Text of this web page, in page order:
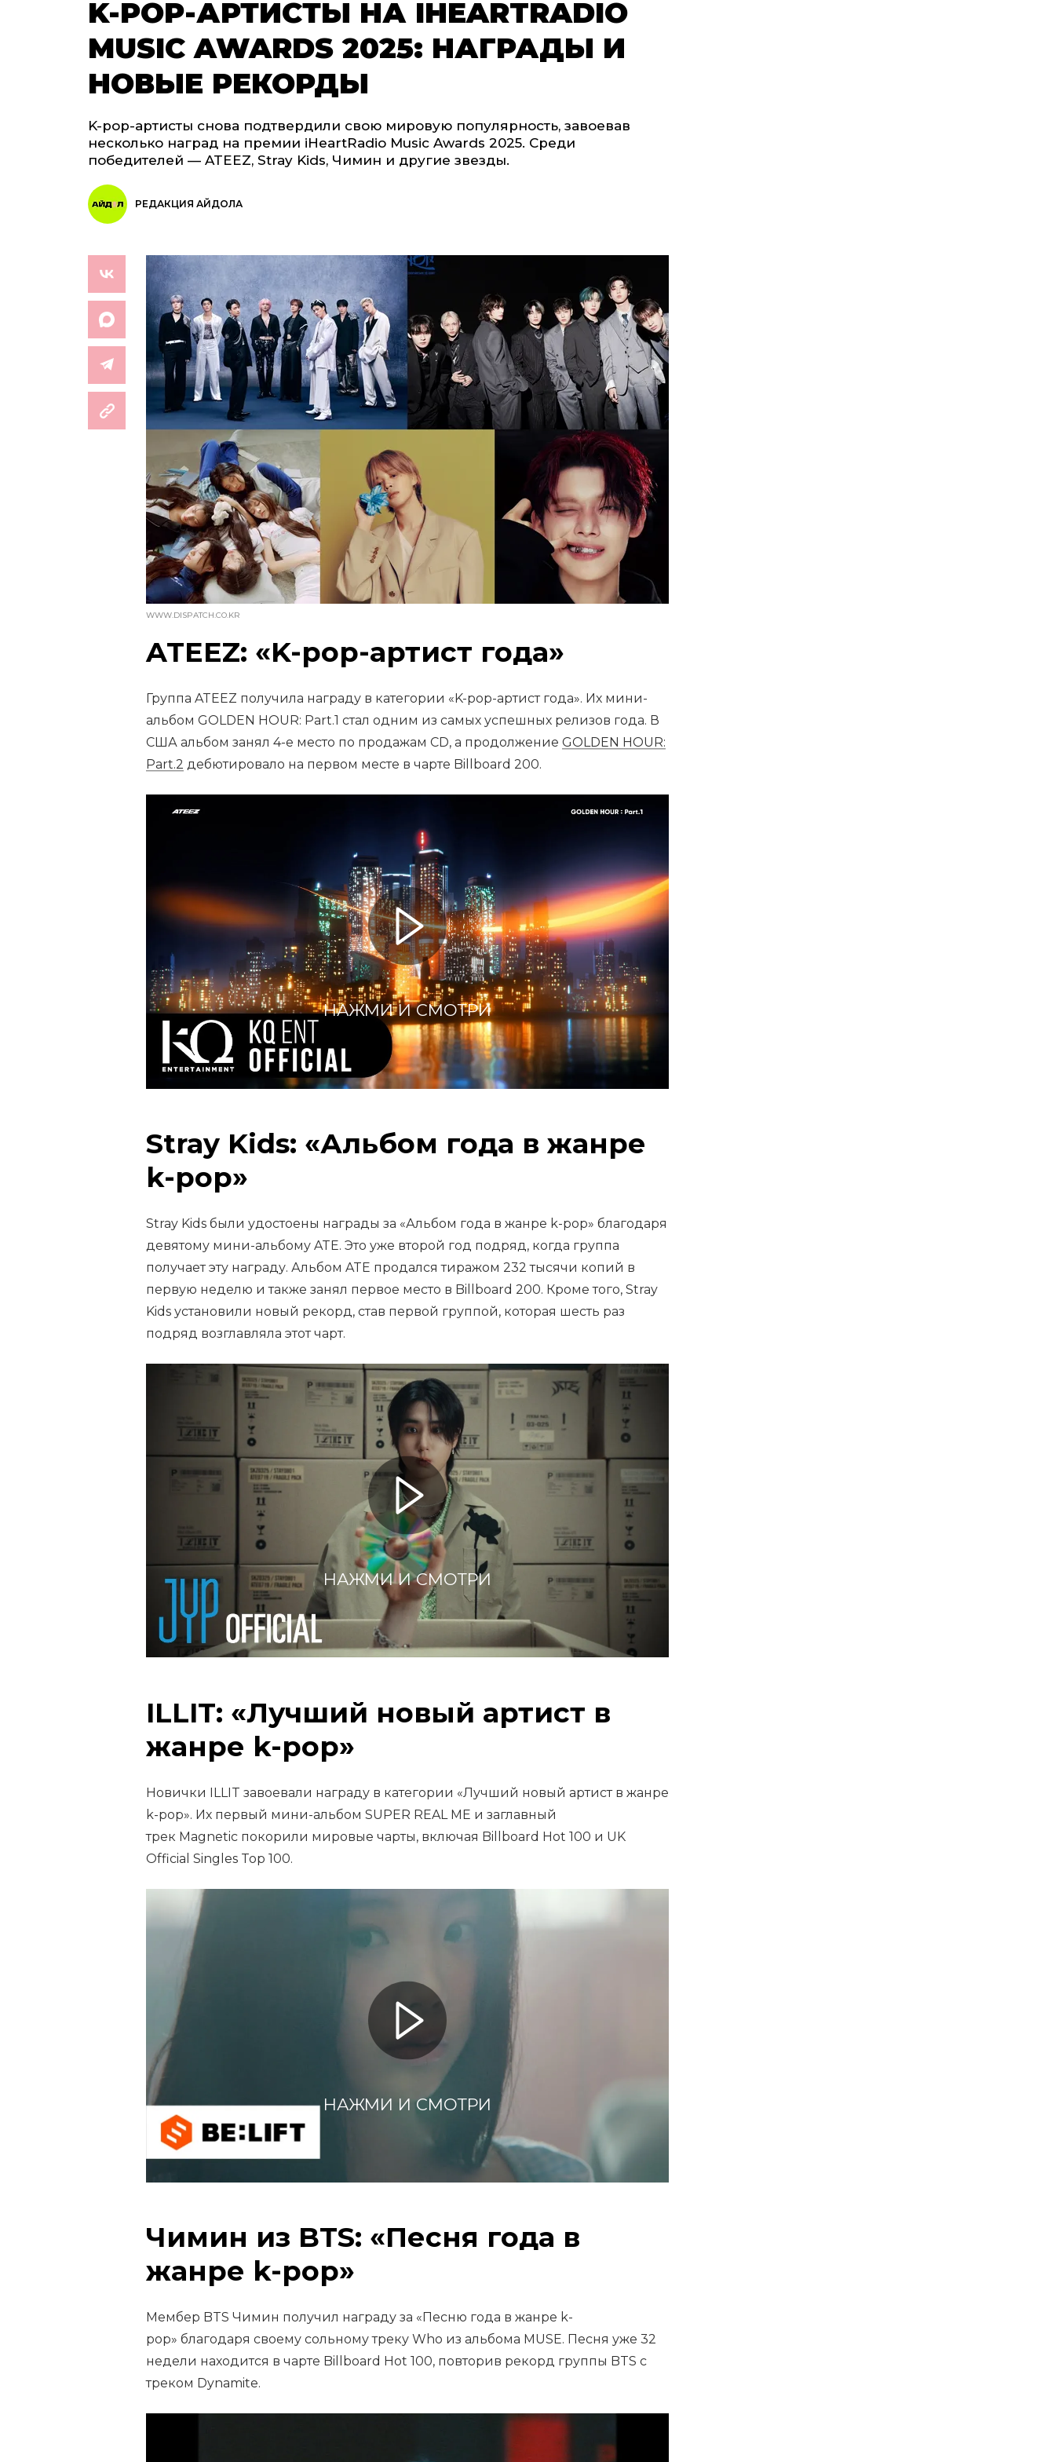
K-POP-АРТИСТЫ НА IHEARTRADIO
MUSIC AWARDS 2025: НАГРАДЫ И
НОВЫЕ РЕКОРДЫ
K-pop-артисты снова подтвердили свою мировую популярность, завоевав
несколько наград на премии iHeartRadio Music Awards 2025. Среди
победителей — ATEEZ, Stray Kids, Чимин и другие звезды.
РЕДАКЦИЯ АЙДОЛА
WWW.DISPATCH.CO.KR
ATEEZ: «K-pop-артист года»
Группа ATEEZ получила награду в категории «K-pop-артист года». Их мини-
альбом GOLDEN HOUR: Part.1 стал одним из самых успешных релизов года. В
США альбом занял 4-е место по продажам CD, а продолжение GOLDEN HOUR:
Part.2 дебютировало на первом месте в чарте Billboard 200.
НАЖМИ И СМОТРИ
Stray Kids: «Альбом года в жанре
k-pop»
Stray Kids были удостоены награды за «Альбом года в жанре k-pop» благодаря
девятому мини-альбому ATE. Это уже второй год подряд, когда группа
получает эту награду. Альбом ATE продался тиражом 232 тысячи копий в
первую неделю и также занял первое место в Billboard 200. Кроме того, Stray
Kids установили новый рекорд, став первой группой, которая шесть раз
подряд возглавляла этот чарт.
НАЖМИ И СМОТРИ
ILLIT: «Лучший новый артист в
жанре k-pop»
Новички ILLIT завоевали награду в категории «Лучший новый артист в жанре
k-pop». Их первый мини-альбом SUPER REAL ME и заглавный
трек Magnetic покорили мировые чарты, включая Billboard Hot 100 и UK
Official Singles Top 100.
НАЖМИ И СМОТРИ
Чимин из BTS: «Песня года в
жанре k-pop»
Мембер BTS Чимин получил награду за «Песню года в жанре k-
pop» благодаря своему сольному треку Who из альбома MUSE. Песня уже 32
недели находится в чарте Billboard Hot 100, повторив рекорд группы BTS с
треком Dynamite.